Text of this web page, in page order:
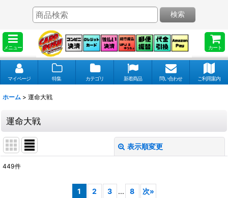
メニュー カート
検索
マイページ 特集 カテゴリ 新着商品 問い合わせ ご利用案内
ホーム > 運命大戦
運命大戦
表示順変更
449件
1 2 3 ... 8 次»